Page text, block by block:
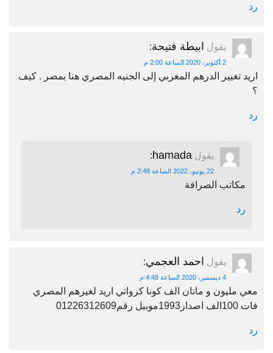
رد
يقول ابيطة فتيحة:
2 أكتوبر، 2020 الساعة 2:00 م
اريد تغيير الدرهم المغربي إلى الجنيه المصري هنا بمصر . كيف
؟
رد
يقول hamada
:
22 يونيو، 2022 الساعة 2:48 م
مكاتب الصرافة
رد
يقول احمد العجمي:
4 ديسمبر، 2020 الساعة 4:48 م
معي مليون و ماتان الف كونا كرواتي اريد لغيرهم المصري
فات 100الف اصدار1993موبيل رقم01226312609
رد